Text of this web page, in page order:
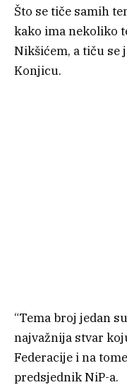
Što se tiče samih
kako ima nekoliko
Nikšićem, a tiču se
Konjicu.
“Tema broj jedan
najvažnija stvar
Federacije i na
predsjednik NiP-a.